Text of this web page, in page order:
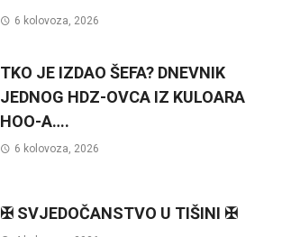
6 kolovoza, 2026
TKO JE IZDAO ŠEFA? DNEVNIK
JEDNOG HDZ-OVCA IZ KULOARA
HOO-A….
6 kolovoza, 2026
✠ SVJEDOČANSTVO U TIŠINI ✠